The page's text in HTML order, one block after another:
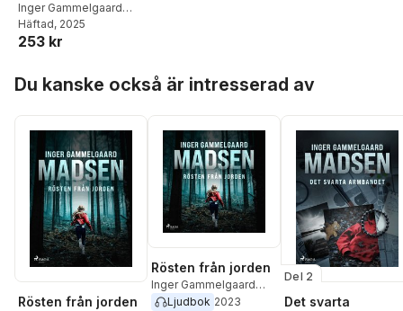
Inger Gammelgaard
Madsen
Häftad, 2025
253 kr
Du kanske också är intresserad av
Rösten från jorden
Rösten från jorden
Inger Gammelgaard
Madsen
Ljudbok 2023
Del 2
Det svarta